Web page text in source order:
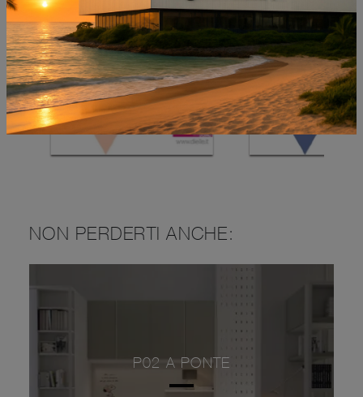
NON PERDERTI ANCHE:
P02 A PONTE